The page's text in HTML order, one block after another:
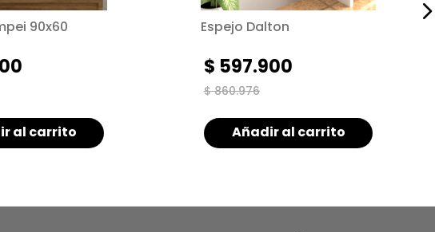
al carrito
Espejo Dalton
$ 860.976
$ 597.900
Añadir al carrito